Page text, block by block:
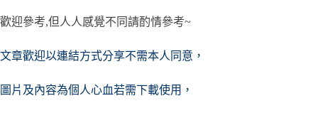
歡迎參考,但人人感覺不同請酌情參考~
文章歡迎以連結方式分享不需本人同意，
圖片及內容為個人心血若需下載使用，